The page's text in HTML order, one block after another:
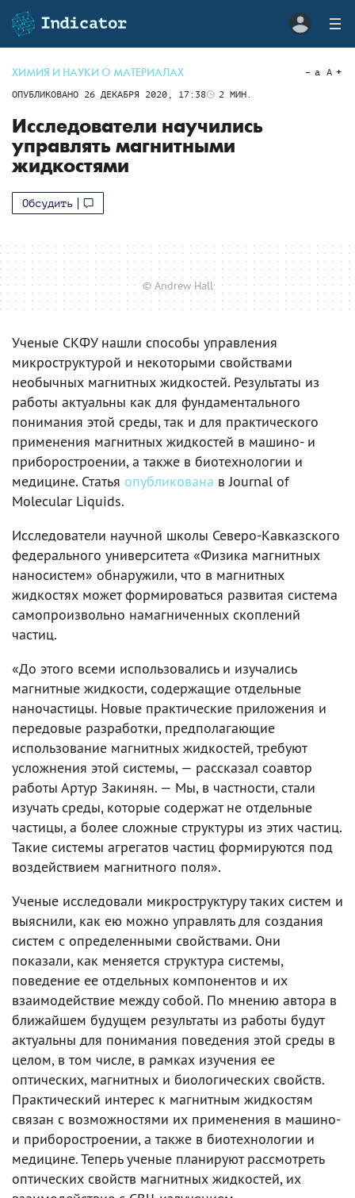
ХИМИЯ И НАУКИ О МАТЕРИАЛАХ
ОПУБЛИКОВАНО 26 ДЕКАБРЯ 2020, 17:38 2 МИН.
a A
Исследователи научились
управлять магнитными
жидкостями
Обсудить
© Andrew Hall
Ученые СКФУ нашли способы управления
микроструктурой и некоторыми свойствами
необычных магнитных жидкостей. Результаты из
работы актуальны как для фундаментального
понимания этой среды, так и для практического
применения магнитных жидкостей в машино- и
приборостроении, а также в биотехнологии и
медицине. Статья опубликована в Journal of
Molecular Liquids.
Исследователи научной школы Северо-Кавказского
федерального университета «Физика магнитных
наносистем» обнаружили, что в магнитных
жидкостях может формироваться развитая система
самопроизвольно намагниченных скоплений
частиц.
«До этого всеми использовались и изучались
магнитные жидкости, содержащие отдельные
наночастицы. Новые практические приложения и
передовые разработки, предполагающие
использование магнитных жидкостей, требуют
усложнения этой системы, — рассказал соавтор
работы Артур Закинян. — Мы, в частности, стали
изучать среды, которые содержат не отдельные
частицы, а более сложные структуры из этих частиц.
Такие системы агрегатов частиц формируются под
воздействием магнитного поля».
Ученые исследовали микроструктуру таких систем и
выяснили, как ею можно управлять для создания
систем с определенными свойствами. Они
показали, как меняется структура системы,
поведение ее отдельных компонентов и их
взаимодействие между собой. По мнению автора в
ближайшем будущем результаты из работы будут
актуальны для понимания поведения этой среды в
целом, в том числе, в рамках изучения ее
оптических, магнитных и биологических свойств.
Практический интерес к магнитным жидкостям
связан с возможностями их применения в машино-
и приборостроении, а также в биотехнологии и
медицине. Теперь ученые планируют рассмотреть
оптических свойств магнитных жидкостей, их